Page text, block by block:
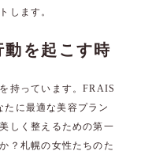
します。
を起こす時
持っています。FRAIS
に最適な美容プラン
しく整えるための第一
？札幌の女性たちのた